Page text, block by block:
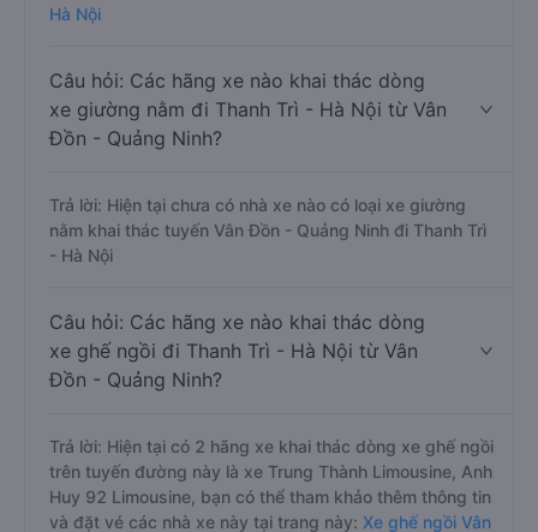
Hà Nội
Câu hỏi: Các hãng xe nào khai thác dòng
xe giường nằm đi Thanh Trì - Hà Nội từ Vân
Đồn - Quảng Ninh?
Trả lời: Hiện tại chưa có nhà xe nào có loại xe giường
nằm khai thác tuyến Vân Đồn - Quảng Ninh đi Thanh Trì
- Hà Nội
Câu hỏi: Các hãng xe nào khai thác dòng
xe ghế ngồi đi Thanh Trì - Hà Nội từ Vân
Đồn - Quảng Ninh?
Trả lời: Hiện tại có 2 hãng xe khai thác dòng xe ghế ngồi
trên tuyến đường này là xe Trung Thành Limousine, Anh
Huy 92 Limousine, bạn có thể tham khảo thêm thông tin
và đặt vé các nhà xe này tại trang này: Xe ghế ngồi Vân